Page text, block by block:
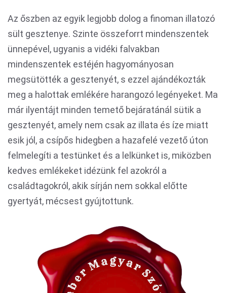
Az őszben az egyik legjobb dolog a finoman illatozó
sült gesztenye. Szinte összeforrt mindenszentek
ünnepével, ugyanis a vidéki falvakban
mindenszentek estéjén hagyományosan
megsütötték a gesztenyét, s ezzel ajándékozták
meg a halottak emlékére harangozó legényeket. Ma
már ilyentájt minden temető bejáratánál sütik a
gesztenyét, amely nem csak az illata és íze miatt
esik jól, a csípős hidegben a hazafelé vezető úton
felmelegíti a testünket és a lelkünket is, miközben
kedves emlékeket idézünk fel azokról a
családtagokról, akik sírján nem sokkal előtte
gyertyát, mécsest gyújtottunk.